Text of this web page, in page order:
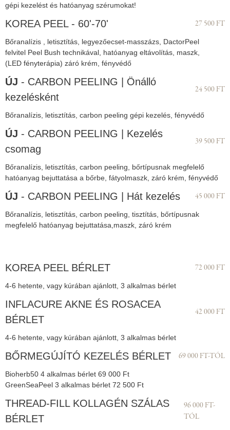
gépi kezelést és hatóanyag szérumokat!
KOREA PEEL - 60'-70' 27 500 FT
Bőranalízis , letisztítás, legyezőecset-masszázs, DactorPeel
felvitel Peel Bush technikával, hatóanyag eltávolítás, maszk,
(LED fényterápia) záró krém, fényvédő
ÚJ - CARBON PEELING | Önálló
kezelésként
24 500 FT
Bőranalízis, letisztítás, carbon peeling gépi kezelés, fényvédő
ÚJ - CARBON PEELING | Kezelés
csomag
39 500 FT
Bőranalízis, letisztítás, carbon peeling, bőrtípusnak megfelelő
hatóanyag bejuttatása a bőrbe, fátyolmaszk, záró krém, fényvédő
ÚJ - CARBON PEELING | Hát kezelés 45 000 FT
Bőranalízis, letisztítás, carbon peeling, tisztítás, bőrtípusnak
megfelelő hatóanyag bejuttatása,maszk, záró krém
KOREA PEEL BÉRLET 72 000 FT
4-6 hetente, vagy kúrában ajánlott, 3 alkalmas bérlet
INFLACURE AKNE ÉS ROSACEA
BÉRLET
42 000 FT
4-6 hetente, vagy kúrában ajánlott, 3 alkalmas bérlet
BŐRMEGÚJÍTÓ KEZELÉS BÉRLET 69 000 FT-TÓL
Bioherb50 4 alkalmas bérlet 69 000 Ft
GreenSeaPeel 3 alkalmas bérlet 72 500 Ft
THREAD-FILL KOLLAGÉN SZÁLAS
BÉRLET
96 000 FT-
TÓL